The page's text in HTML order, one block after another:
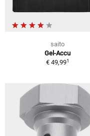
saito
Gel-Accu
€ 49,991